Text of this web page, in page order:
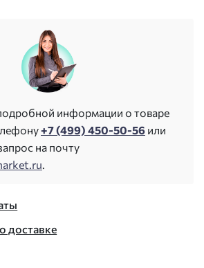
информации о товаре
+7 (499) 450-50-56 или
на почту
.
доставке